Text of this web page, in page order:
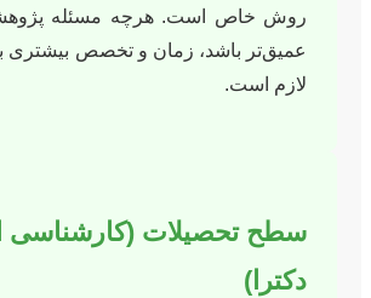
روش خاص است. هرچه مسئله
عمیق‌تر باشد، زمان و تخصص بیشتری
لازم است.
سطح تحصیلات (کارشناسی
دکترا)